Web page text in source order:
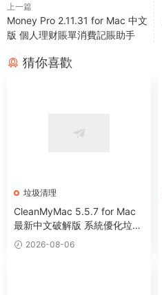
上一篇
Money Pro 2.11.31 for Mac 中文
版 個人理财賬單消費記賬助手
猜你喜歡
垃圾清理
CleanMyMac 5.5.7 for Mac
最新中文破解版 系統優化垃圾
清理工具
2026-08-06